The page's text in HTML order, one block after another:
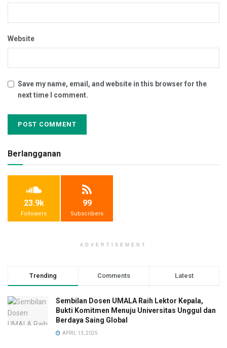
Website
Save my name, email, and website in this browser for the
next time I comment.
Berlangganan
23.9k
Followers
99
Subscribers
ADVERTISEMENT
Trending Comments Latest
Sembilan Dosen UMALA Raih Lektor Kepala,
Bukti Komitmen Menuju Universitas Unggul dan
Berdaya Saing Global
APRIL 13, 2025